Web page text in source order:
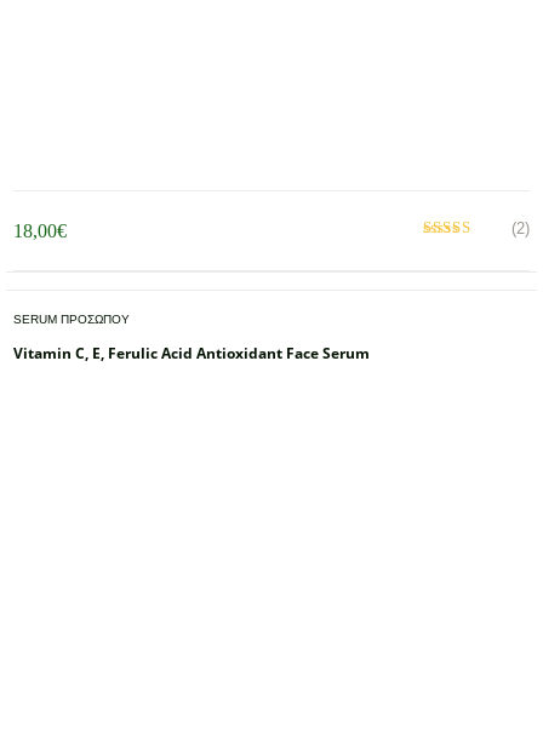
18,00€ (2)
SERUM ΠΡΟΣΩΠΟΥ
Vitamin C, E, Ferulic Acid Antioxidant Face Serum